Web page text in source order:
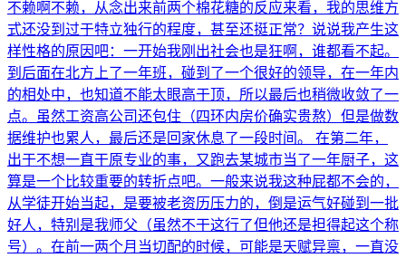
不赖啊不赖，从念出来前两个棉花糖的反应来看，我的思维方
式还没到过于特立独行的程度，甚至还挺正常？说说我产生这
样性格的原因吧：一开始我刚出社会也是狂啊，谁都看不起。
到后面在北方上了一年班，碰到了一个很好的领导，在一年内
的相处中，也知道不能太眼高于顶，所以最后也稍微收敛了一
点。虽然工资高公司还包住（四环内房价确实贵熬）但是做数
据维护也累人，最后还是回家休息了一段时间。 在第二年，
出于不想一直干原专业的事，又跑去某城市当了一年厨子，这
算是一个比较重要的转折点吧。一般来说我这种屁都不会的，
从学徒开始当起，是要被老资历压力的，倒是运气好碰到一批
好人，特别是我师父（虽然不干这行了但他还是担得起这个称
号）。在前一两个月当切配的时候，可能是天赋异禀，一直没